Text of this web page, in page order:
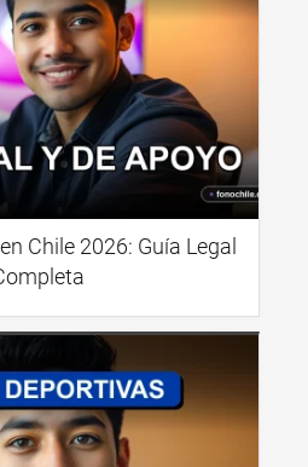
Chile 2026: Guía Legal